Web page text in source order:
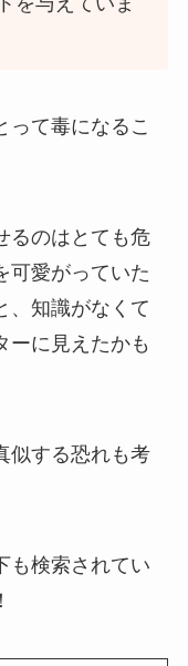
って毒になるこ
るのはとても危
可愛がっていた
、知識がなくて
ーに見えたかも
似する恐れも考
も検索されてい